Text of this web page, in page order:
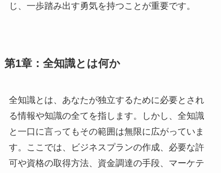
じ、一歩踏み出す勇気を持つことが重要です。
第1章：全知識とは何か
全知識とは、あなたが独立するために必要とされ
る情報や知識の全てを指します。しかし、全知識
と一口に言ってもその範囲は無限に広がっていま
す。ここでは、ビジネスプランの作成、必要な許
可や資格の取得方法、資金調達の手段、マーケテ